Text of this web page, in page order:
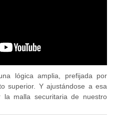
lógica amplia, prefijada por
superior. Y ajustándose a esa
la malla securitaria de nuestro